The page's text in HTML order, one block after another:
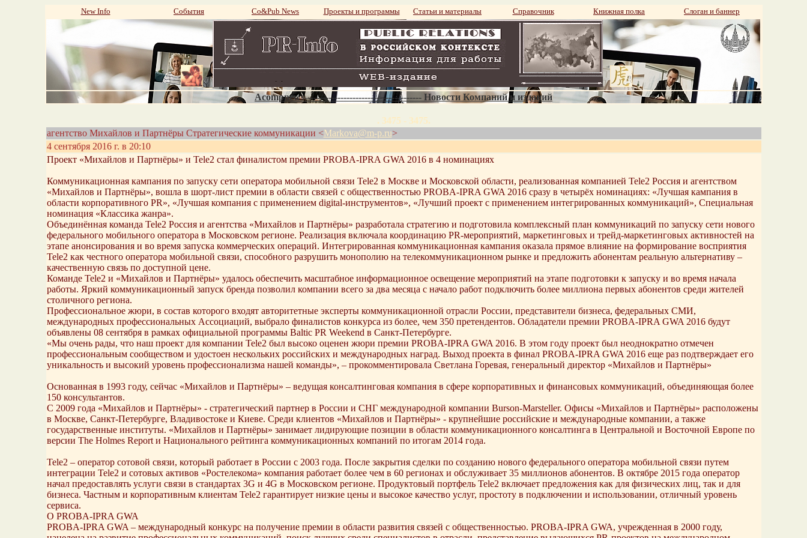
New Info События Со&Pub News Проекты и программы Статьи и материалы Справочник Книжная полка Слоган и баннер
Acompnews--------------------------------------- Новости Компаний и изданий
. 3475 - 3475.
агентство Михайлов и Партнёры Стратегические коммуникации <Markova@m-p.ru>
4 сентября 2016 г. в 20:10
Проект «Михайлов и Партнёры» и Tele2 стал финалистом премии PROBA-IPRA GWA 2016 в 4 номинациях
Коммуникационная кампания по запуску сети оператора мобильной связи Tele2 в Москве и Московской области, реализованная компанией Tele2 Россия и агентством
«Михайлов и Партнёры», вошла в шорт-лист премии в области связей с общественностью PROBA-IPRA GWA 2016 сразу в четырёх номинациях: «Лучшая кампания в
области корпоративного PR», «Лучшая компания с применением digital-инструментов», «Лучший проект с применением интегрированных коммуникаций», Специальная
номинация «Классика жанра».
Объединённая команда Tele2 Россия и агентства «Михайлов и Партнёры» разработала стратегию и подготовила комплексный план коммуникаций по запуску сети нового
федерального мобильного оператора в Московском регионе. Реализация включала координацию PR-мероприятий, маркетинговых и трейд-маркетинговых активностей на
этапе анонсирования и во время запуска коммерческих операций. Интегрированная коммуникационная кампания оказала прямое влияние на формирование восприятия
Tele2 как честного оператора мобильной связи, способного разрушить монополию на телекоммуникационном рынке и предложить абонентам реальную альтернативу –
качественную связь по доступной цене.
Команде Tele2 и «Михайлов и Партнёры» удалось обеспечить масштабное информационное освещение мероприятий на этапе подготовки к запуску и во время начала
работы. Яркий коммуникационный запуск бренда позволил компании всего за два месяца с начало работ подключить более миллиона первых абонентов среди жителей
столичного региона.
Профессиональное жюри, в состав которого входят авторитетные эксперты коммуникационной отрасли России, представители бизнеса, федеральных СМИ,
международных профессиональных Ассоциаций, выбрало финалистов конкурса из более, чем 350 претендентов. Обладатели премии PROBA-IPRA GWA 2016 будут
объявлены 08 сентября в рамках официальной программы Baltic PR Weekend в Санкт-Петербурге.
«Мы очень рады, что наш проект для компании Tele2 был высоко оценен жюри премии PROBA-IPRA GWA 2016. В этом году проект был неоднократно отмечен
профессиональным сообществом и удостоен нескольких российских и международных наград. Выход проекта в финал PROBA-IPRA GWA 2016 еще раз подтверждает его
уникальность и высокий уровень профессионализма нашей команды», – прокомментировала Светлана Горевая, генеральный директор «Михайлов и Партнёры»
Основанная в 1993 году, сейчас «Михайлов и Партнёры» – ведущая консалтинговая компания в сфере корпоративных и финансовых коммуникаций, объединяющая более
150 консультантов.
C 2009 года «Михайлов и Партнёры» - стратегический партнер в России и СНГ международной компании Burson-Marsteller. Офисы «Михайлов и Партнёры» расположены
в Москве, Санкт-Петербурге, Владивостоке и Киеве. Среди клиентов «Михайлов и Партнёры» - крупнейшие российские и международные компании, а также
государственные институты. «Михайлов и Партнёры» занимает лидирующие позиции в области коммуникационного консалтинга в Центральной и Восточной Европе по
версии The Holmes Report и Национального рейтинга коммуникационных компаний по итогам 2014 года.
Tele2 – оператор сотовой связи, который работает в России с 2003 года. После закрытия сделки по созданию нового федерального оператора мобильной связи путем
интеграции Tele2 и сотовых активов «Ростелекома» компания работает более чем в 60 регионах и обслуживает 35 миллионов абонентов. В октябре 2015 года оператор
начал предоставлять услуги связи в стандартах 3G и 4G в Московском регионе. Продуктовый портфель Tele2 включает предложения как для физических лиц, так и для
бизнеса. Частным и корпоративным клиентам Tele2 гарантирует низкие цены и высокое качество услуг, простоту в подключении и использовании, отличный уровень
сервиса.
О PROBA-IPRA GWA
PROBA-IPRA GWA – международный конкурс на получение премии в области развития связей с общественностью. PROBA-IPRA GWA, учрежденная в 2000 году,